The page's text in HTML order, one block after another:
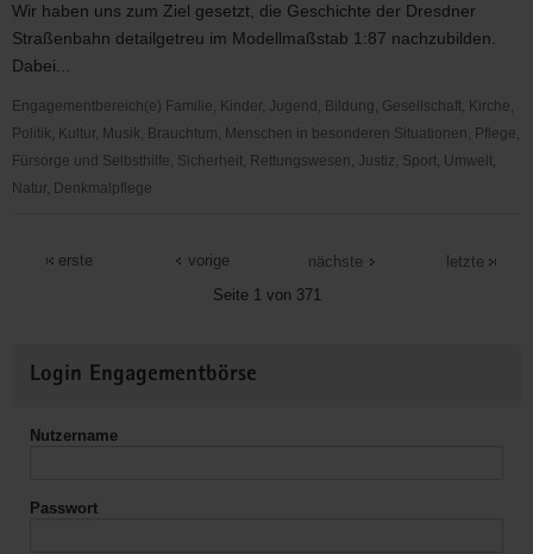
V.
Wir haben uns zum Ziel gesetzt, die Geschichte der Dresdner
Straßenbahn detailgetreu im Modellmaßstab 1:87 nachzubilden.
Dabei...
Engagementbereich(e) Familie, Kinder, Jugend, Bildung, Gesellschaft, Kirche,
Politik, Kultur, Musik, Brauchtum, Menschen in besonderen Situationen, Pflege,
Fürsorge und Selbsthilfe, Sicherheit, Rettungswesen, Justiz, Sport, Umwelt,
Natur, Denkmalpflege
erste
vorige
Seite 1 von 371
nächste letzte
Informationen
Login Engagementbörse
Nutzername
Passwort